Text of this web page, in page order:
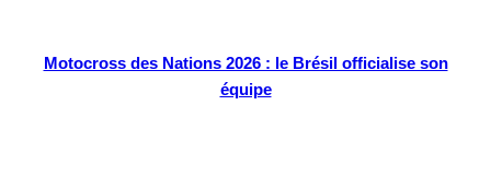
Motocross des Nations 2026 : le Brésil officialise son
équipe